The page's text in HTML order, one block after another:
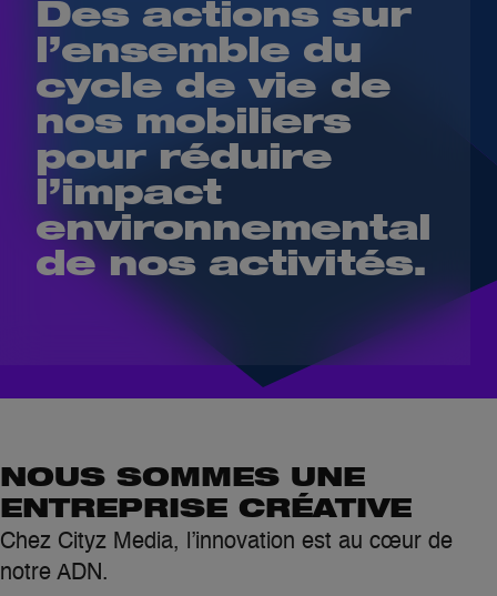
Des actions sur
l’ensemble du
cycle de vie de
nos mobiliers
pour réduire
l’impact
environnemental
de nos activités.
NOUS SOMMES UNE
ENTREPRISE CRÉATIVE
Chez Cityz Media, l’innovation est au cœur de
notre ADN.